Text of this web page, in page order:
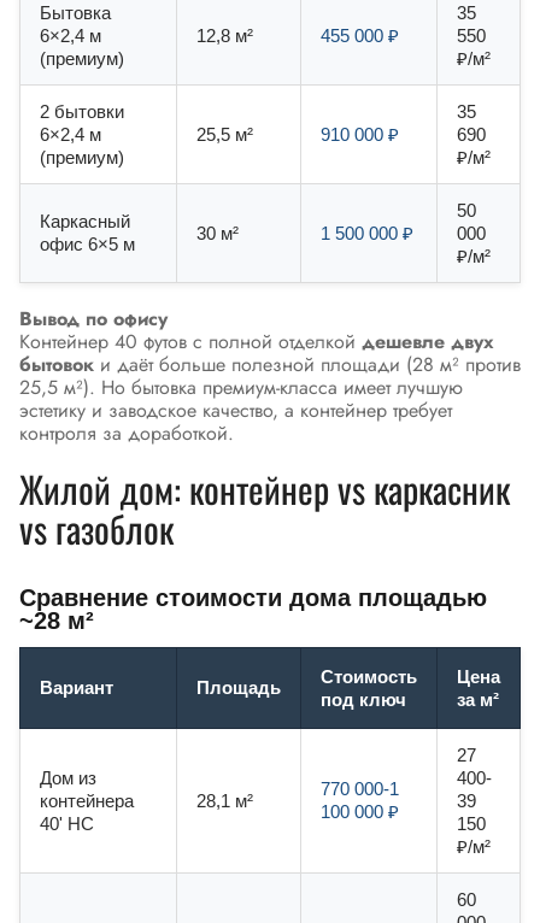
Бытовка
6×2,4 м
(премиум)
12,8 м² 455 000 ₽
35
550
₽/м²
2 бытовки
6×2,4 м
(премиум)
25,5 м² 910 000 ₽
35
690
₽/м²
Каркасный
офис 6×5 м
30 м² 1 500 000 ₽
50
000
₽/м²
Вывод по офису
Контейнер 40 футов с полной отделкой дешевле двух
бытовок и даёт больше полезной площади (28 м² против
25,5 м²). Но бытовка премиум-класса имеет лучшую
эстетику и заводское качество, а контейнер требует
контроля за доработкой.
Жилой дом: контейнер vs каркасник
vs газоблок
Сравнение стоимости дома площадью
~28 м²
Вариант Площадь
Стоимость
под ключ
Цена
за м²
Дом из
контейнера
40' HC
28,1 м²
770 000-1
100 000 ₽
27
400-
39
150
₽/м²
60